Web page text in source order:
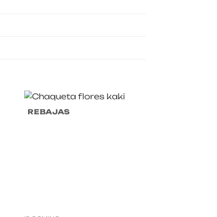
REBAJAS